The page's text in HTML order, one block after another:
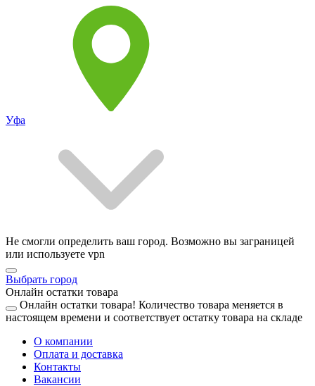
Уфа
Не смогли определить ваш город. Возможно вы заграницей
или используете vpn
Выбрать город
Онлайн остатки товара
Онлайн остатки товара! Количество товара меняется в
настоящем времени и соответствует остатку товара на складе
О компании
Оплата и доставка
Контакты
Вакансии